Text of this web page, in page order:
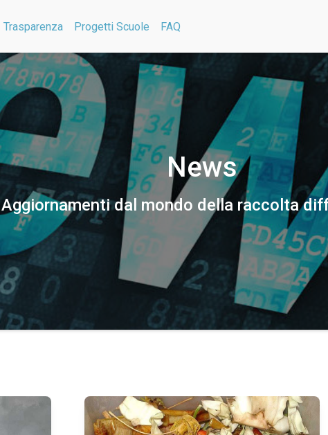
Trasparenza Progetti Scuole FAQ
News
Aggiornamenti dal mondo della raccolta